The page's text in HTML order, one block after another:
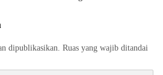
dipublikasikan. Ruas yang wajib ditandai